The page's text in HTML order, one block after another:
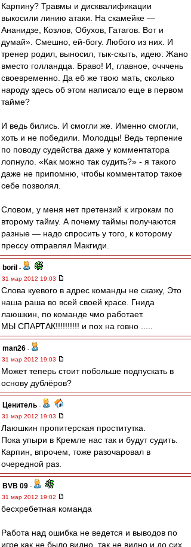
Карпину? Травмы и дисквалификации
выкосили линию атаки. На скамейке —
Ананидзе, Козлов, Обухов, Гатагов. Вот и
думай». Смешно, ей-богу. Любого из них. И
тренер родил, выносил, тык-скыть, идею: Жано
вместо голландца. Браво! И, главное, очччень
своевременно. Да еб же твою мать, сколько
народу здесь об этом написало еще в первом
тайме?
И ведь бились. И смогли же. Именно смогли,
хоть и не победили. Молодцы! Ведь терпение
по поводу судейства даже у комментатора
лопнуло. «Как можно так судить?» - я такого
даже не припомню, чтобы комментатор такое
себе позволял.
Словом, у меня нет претензий к игрокам по
второму тайму. А почему таймы получаются
разные — надо спросить у того, к которому
прессу отправлял Макгиди.
boril -
31 мар 2012 19:03
Слова куевого в адрес команды не скажу, Это
наша раша во всей своей красе. Гнида
лаюшкин, по команде чмо работает.
МЫ СПАРТАК!!!!!!!!!! и пох на говно .....
man26 -
31 мар 2012 19:03
Может теперь стоит побольше подпускать в
основу дублёров?
Ценитель -
31 мар 2012 19:03
Лаюшкин пропитерская проститутка.
Пока упыри в Кремле нас так и будут судить.
Карпин, впрочем, тоже разочаровал в
очередной раз.
BVB 09 -
31 мар 2012 19:02
бесхребетная команда
Работа над ошибка не ведется и выводов по
игре как не было видно, так не видно и до сих